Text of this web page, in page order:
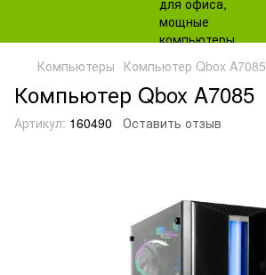
Компьютеры Компьютер Qbox A7085
Компьютер Qbox A7085
Артикул: 160490 Оставить отзыв